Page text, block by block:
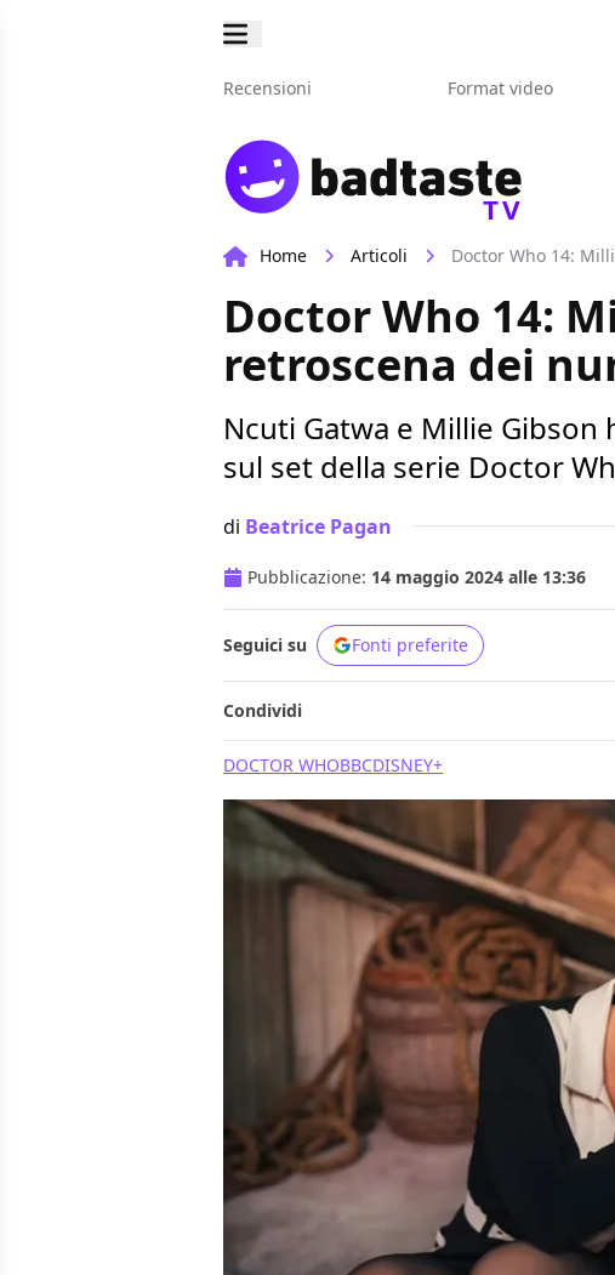
Recensioni Format video
TV
Home Articoli Doctor Who 14:
Doctor Who 14:
retroscena dei
Ncuti Gatwa e Millie
sul set della serie Doctor
di Beatrice Pagan
Pubblicazione: 14 maggio 2024 alle 13:36
Seguici su Fonti preferite
Condividi
DOCTOR WHOBBCDISNEY+